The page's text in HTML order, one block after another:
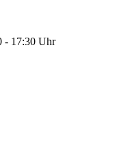
- 17:30 Uhr